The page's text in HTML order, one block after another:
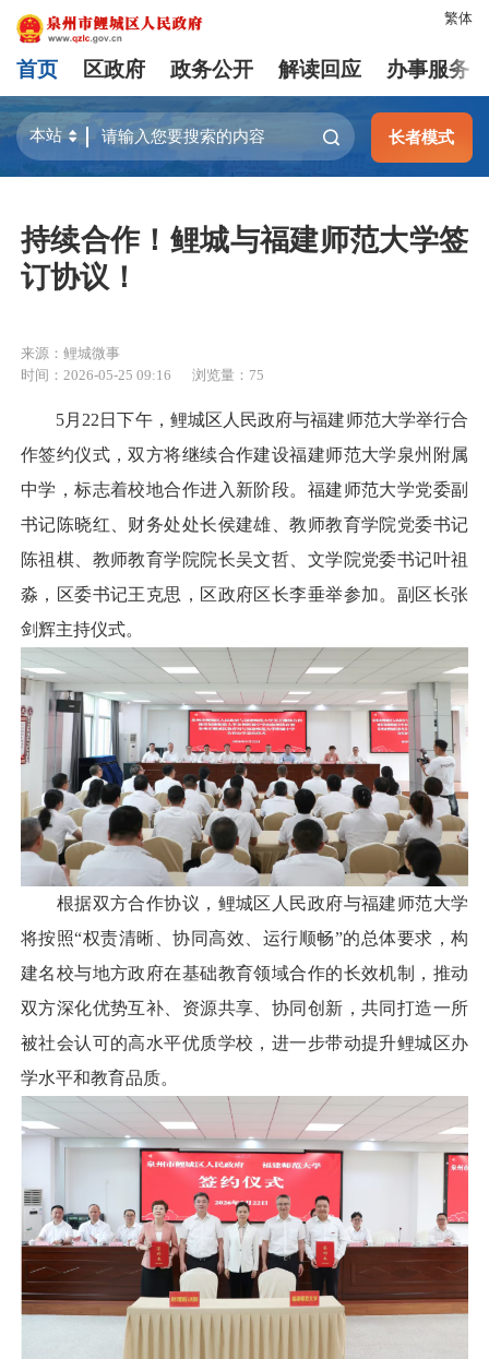
繁体
首页 区政府 政务公开 解读回应 办事服务
长者模式
持续合作！鲤城与福建师范大学签
订协议！
来源：鲤城微事
时间：2026-05-25 09:16
浏览量： 75
5月22日下午，鲤城区人民政府与福建师范大学举行合
作签约仪式，双方将继续合作建设福建师范大学泉州附属
中学，标志着校地合作进入新阶段。福建师范大学党委副
书记陈晓红、财务处处长侯建雄、教师教育学院党委书记
陈祖棋、教师教育学院院长吴文哲、文学院党委书记叶祖
淼，区委书记王克思，区政府区长李垂举参加。副区长张
剑辉主持仪式。
根据双方合作协议，鲤城区人民政府与福建师范大学
将按照“权责清晰、协同高效、运行顺畅”的总体要求，构
建名校与地方政府在基础教育领域合作的长效机制，推动
双方深化优势互补、资源共享、协同创新，共同打造一所
被社会认可的高水平优质学校，进一步带动提升鲤城区办
学水平和教育品质。